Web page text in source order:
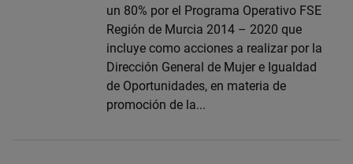
un 80% por el Programa Operativo FSE
Región de Murcia 2014 – 2020 que
incluye como acciones a realizar por la
Dirección General de Mujer e Igualdad
de Oportunidades, en materia de
promoción de la...